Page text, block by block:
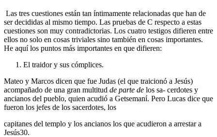
Las tres cuestiones están tan íntimamente relacionadas que han de
ser decididas al mismo tiempo. Las pruebas de C respecto a estas
cuestiones son muy contradictorias. Los cuatro testigos difieren entre
ellos no solo en cosas triviales sino también en cosas importantes.
He aquí los puntos más importantes en que difieren:
El traidor y sus cómplices.
Mateo y Marcos dicen que fue Judas (el que traicionó a Jesús)
acompañado de una gran multitud de parte de los sa- cerdotes y
ancianos del pueblo, quien acudió a Getsemaní. Pero Lucas dice que
fueron los jefes de los sacerdotes, los
capitanes del templo y los ancianos los que acudieron a arrestar a
Jesús30.